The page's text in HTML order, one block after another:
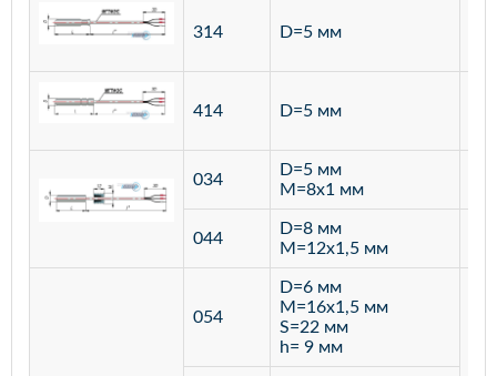
314 D=5 мм
414 D=5 мм
034
D=5 мм
M=8х1 мм
044
D=8 мм
M=12х1,5 мм
054
D=6 мм
M=16х1,5 мм
S=22 мм
h= 9 мм